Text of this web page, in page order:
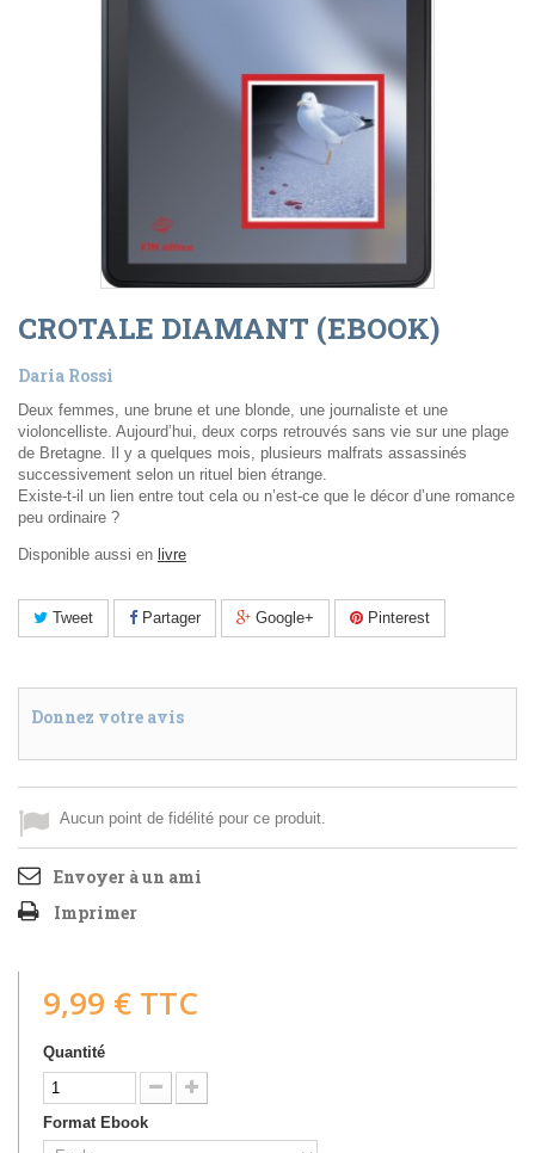
CROTALE DIAMANT (EBOOK)
Daria Rossi
Deux femmes, une brune et une blonde, une journaliste et une
violoncelliste. Aujourd’hui, deux corps retrouvés sans vie sur une plage
de Bretagne. Il y a quelques mois, plusieurs malfrats assassinés
successivement selon un rituel bien étrange.
Existe-t-il un lien entre tout cela ou n’est-ce que le décor d’une romance
peu ordinaire ?
Disponible aussi en livre
Tweet Partager Google+ Pinterest
Donnez votre avis
Aucun point de fidélité pour ce produit.
Envoyer à un ami
Imprimer
9,99 € TTC
Quantité
Format Ebook